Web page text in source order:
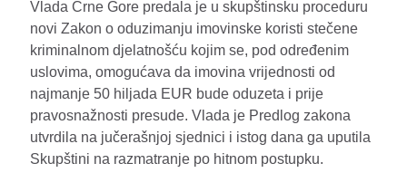
Vlada Crne Gore predala je u skupštinsku proceduru
novi Zakon o oduzimanju imovinske koristi stečene
kriminalnom djelatnošću kojim se, pod određenim
uslovima, omogućava da imovina vrijednosti od
najmanje 50 hiljada EUR bude oduzeta i prije
pravosnažnosti presude. Vlada je Predlog zakona
utvrdila na jučerašnjoj sjednici i istog dana ga uputila
Skupštini na razmatranje po hitnom postupku.